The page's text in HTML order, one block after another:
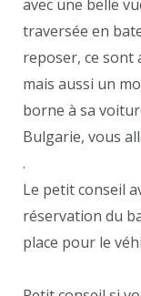
avec une belle
traversée en
reposer, ce sont
mais aussi un
borne à sa
Bulgarie, vous
.
Le petit conseil
réservation du
place pour le